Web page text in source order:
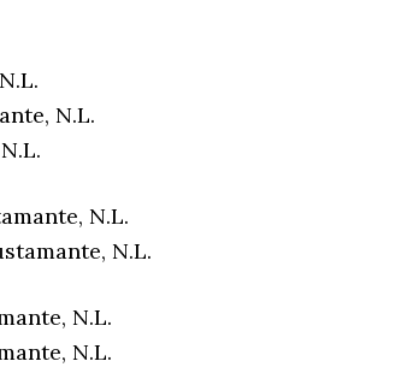
N.L.
N.L.
N.L.
N.L.
N.L.